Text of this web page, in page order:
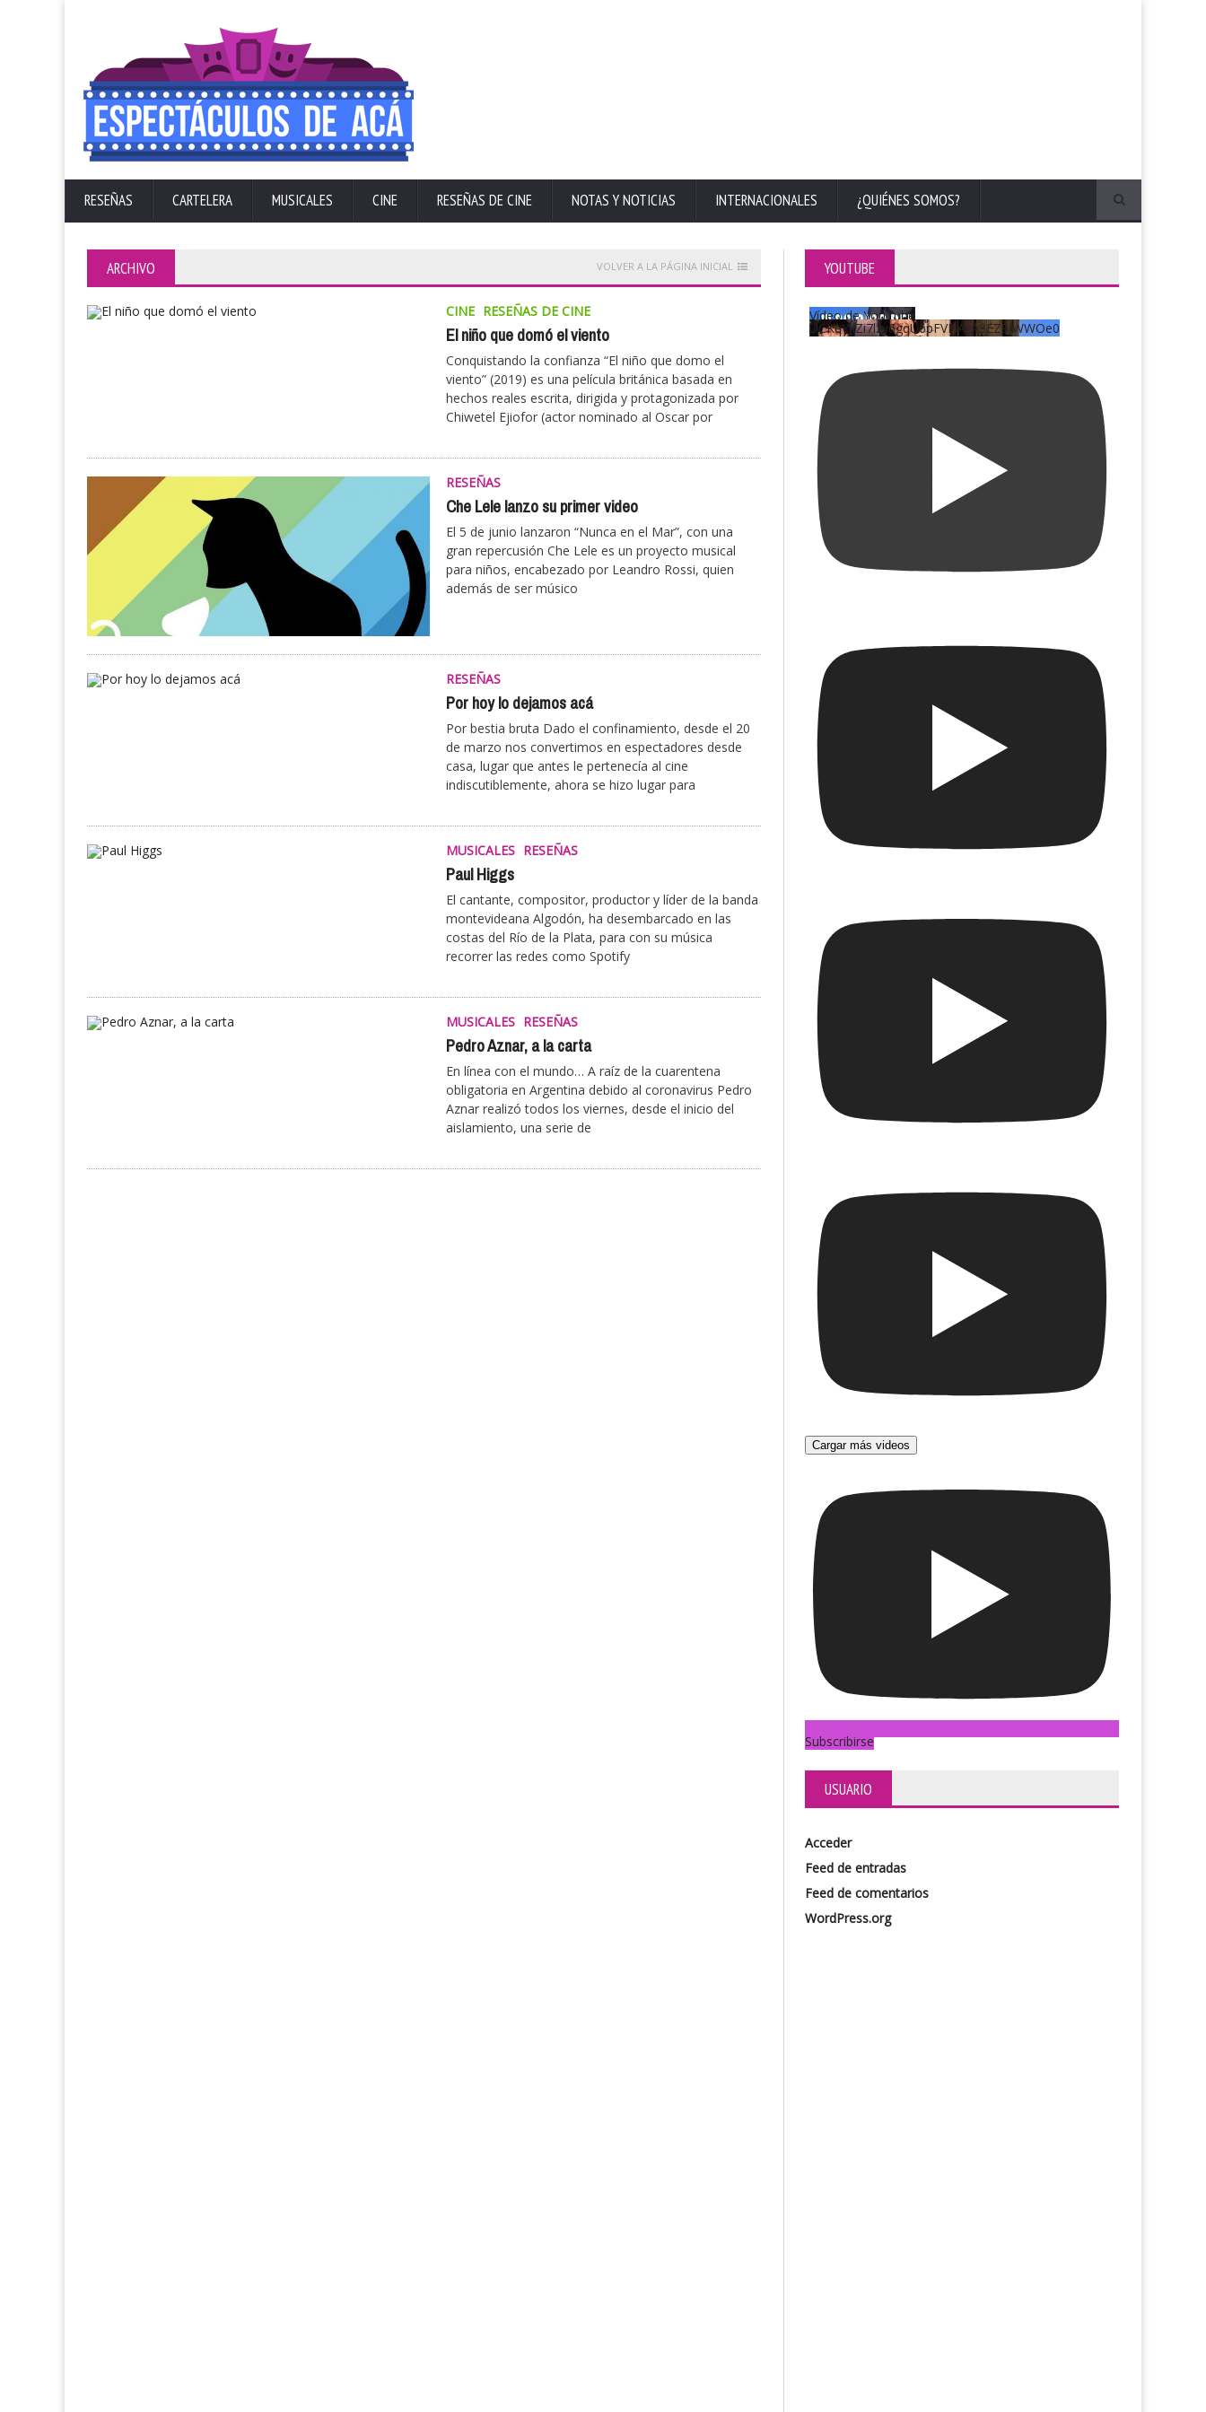
RESEÑAS CARTELERA MUSICALES CINE RESEÑAS DE CINE NOTAS Y NOTICIAS INTERNACIONALES ¿QUIÉNES SOMOS?
ARCHIVO VOLVER A LA PÁGINA INICIAL
CINE RESEÑAS DE CINE
El niño que domó el viento
Conquistando la confianza “El niño que domo el
viento” (2019) es una película británica basada en
hechos reales escrita, dirigida y protagonizada por
Chiwetel Ejiofor (actor nominado al Oscar por
RESEÑAS
Che Lele lanzo su primer video
El 5 de junio lanzaron “Nunca en el Mar”, con una
gran repercusión Che Lele es un proyecto musical
para niños, encabezado por Leandro Rossi, quien
además de ser músico
RESEÑAS
Por hoy lo dejamos acá
Por bestia bruta Dado el confinamiento, desde el 20
de marzo nos convertimos en espectadores desde
casa, lugar que antes le pertenecía al cine
indiscutiblemente, ahora se hizo lugar para
MUSICALES RESEÑAS
Paul Higgs
El cantante, compositor, productor y líder de la banda
montevideana Algodón, ha desembarcado en las
costas del Río de la Plata, para con su música
recorrer las redes como Spotify
MUSICALES RESEÑAS
Pedro Aznar, a la carta
En línea con el mundo… A raíz de la cuarentena
obligatoria en Argentina debido al coronavirus Pedro
Aznar realizó todos los viernes, desde el inicio del
aislamiento, una serie de
YOUTUBE
Vídeo de YouTube
UCKqYjiZi7lzy6gqU6pFVFiA_A3EZ9JWWOe0
Cargar más videos
Subscribirse
USUARIO
Acceder
Feed de entradas
Feed de comentarios
WordPress.org